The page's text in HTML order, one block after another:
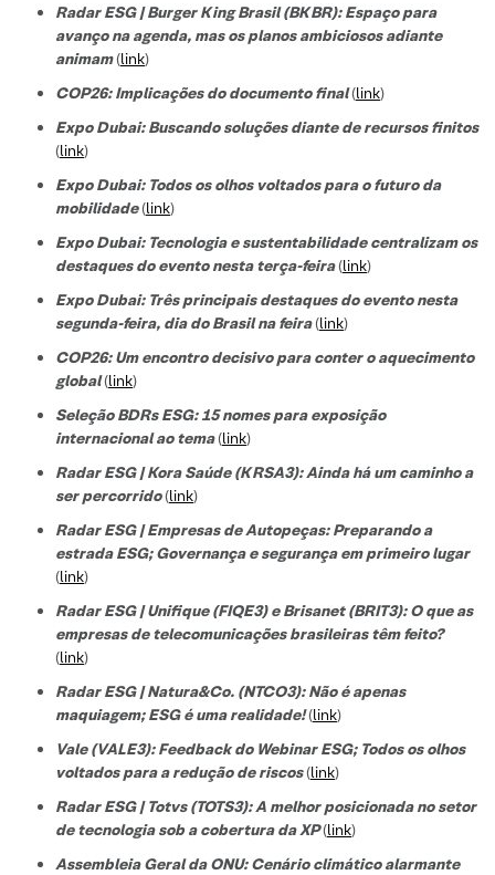
Radar ESG | Burger King Brasil (BKBR): Espaço para
avanço na agenda, mas os planos ambiciosos adiante
animam(link)
COP26: Implicações do documento final(link)
Expo Dubai: Buscando soluções diante de recursos finitos
(link)
Expo Dubai: Todos os olhos voltados para o futuro da
mobilidade(link)
Expo Dubai: Tecnologia e sustentabilidade centralizam os
destaques do evento nesta terça-feira(link)
Expo Dubai: Três principais destaques do evento nesta
segunda-feira, dia do Brasil na feira(link)
COP26: Um encontro decisivo para conter o aquecimento
global(link)
Seleção BDRs ESG​: 15 nomes para exposição
internacional ao tema(link)
Radar ESG | Kora Saúde (KRSA3): Ainda há um caminho a
ser percorrido(link)
Radar ESG | Empresas de Autopeças: Preparando a
estrada ESG; Governança e segurança em primeiro lugar
(link)
Radar ESG | Unifique (FIQE3) e Brisanet (BRIT3): O que as
empresas de telecomunicações brasileiras têm feito?
(link)
Radar ESG | Natura&Co. (NTCO3): Não é apenas
maquiagem; ESG é uma realidade!(link)
Vale (VALE3): Feedback do Webinar ESG; Todos os olhos
voltados para a redução de riscos(link)
Radar ESG | Totvs (TOTS3): A melhor posicionada no setor
de tecnologia sob a cobertura da XP(link)
Assembleia Geral da ONU: Cenário climático alarmante